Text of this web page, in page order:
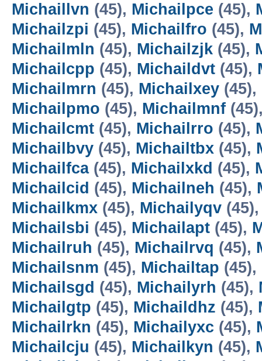
Michaillvn (45), Michailpce (45),
Michailzpi (45), Michailfro (45),
Michailmln (45), Michailzjk (45),
Michailcpp (45), Michaildvt (45),
Michailmrn (45), Michailxey (45),
Michailpmo (45), Michailmnf
Michailcmt (45), Michailrro (45),
Michailbvy (45), Michailtbx (45),
Michailfca(45), Michailxkd (45),
Michailcid (45), Michailneh (45),
Michailkmx (45), Michailyqv
Michailsbi (45), Michailapt (45),
Michailruh (45), Michailrvq (45),
Michailsnm (45), Michailtap (45),
Michailsgd (45), Michailyrh (45),
Michailgtp (45), Michaildhz (45),
Michailrkn (45), Michailyxc (45),
Michailcju (45), Michailkyn (45),